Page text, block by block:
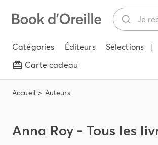
Catégories Éditeurs Sélections |
Carte cadeau
Accueil Auteurs
Anna Roy - Tous les